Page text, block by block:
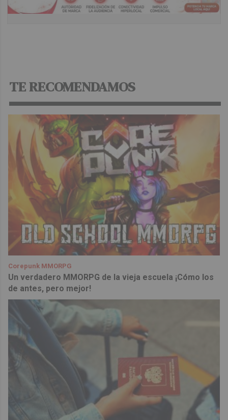
TE RECOMENDAMOS
Corepunk MMORPG
Un verdadero MMORPG de la vieja escuela ¡Cómo los
de antes, pero mejor!